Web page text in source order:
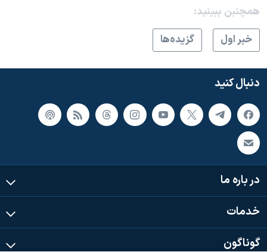
همچنبن ببینید:
خبر اول
گزيده‌ها
دنبال کنید
در باره ما
خدمات
گوناگون